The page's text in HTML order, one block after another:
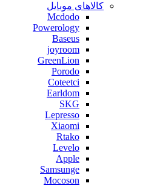
کالاهای موبایل
Mcdodo
Powerology
Baseus
joyroom
GreenLion
Porodo
Coteetci
Earldom
SKG
Lepresso
Xiaomi
Rtako
Levelo
Apple
Samsunge
Mocoson